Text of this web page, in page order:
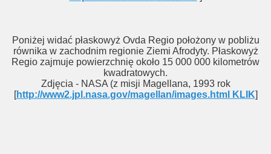
Poniżej widać płaskowyż Ovda Regio położony w pobliżu
równika w zachodnim regionie Ziemi Afrodyty. Płaskowyż
Regio zajmuje powierzchnię około 15 000 000 kilometrów
kwadratowych.
Zdjęcia - NASA (z misji Magellana, 1993 rok
[http://www2.jpl.nasa.gov/magellan/images.html KLIK]